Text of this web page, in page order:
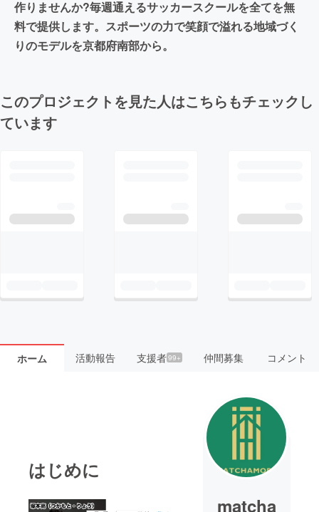
作りませんか?毎週通えるサッカースクールを全てを無
料で提供します。スポーツの力で笑顔で溢れる地域づく
りのモデルを京都府南部から。
このプロジェクトを見た人はこちらもチェックし
ています
ホーム 活動報告 支援者99+ 仲間募集 コメント
はじめに
matcha